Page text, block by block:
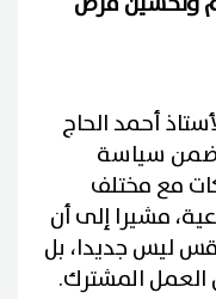
أحمد الحاج
ضمن سياسة
مع مختلف
مشيرا إلى أن
ليس جديدا، بل
المشترك.